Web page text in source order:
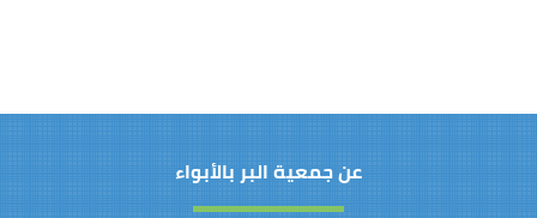
عن جمعية البر بالأبواء